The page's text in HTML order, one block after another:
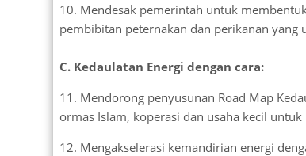
10. Mendesak pemerintah untuk
pembibitan peternakan dan perikanan yang
C. Kedaulatan Energi dengan cara:
11. Mendorong penyusunan Road Map
ormas Islam, koperasi dan usaha kecil
12. Mengakselerasi kemandirian energi